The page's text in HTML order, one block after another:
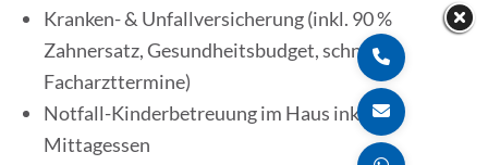
Kranken- & Unfallversicherung (inkl. 90 %
Zahnersatz, Gesundheitsbudget, schnelle
Facharzttermine)
Notfall-Kinderbetreuung im Haus inkl.
Mittagessen